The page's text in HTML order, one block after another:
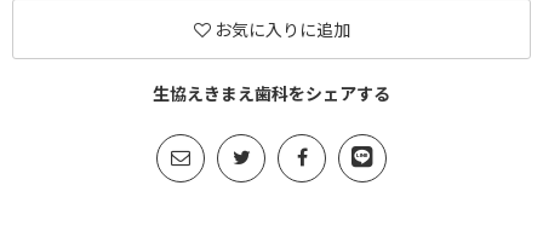
お気に入りに追加
生協えきまえ歯科をシェアする